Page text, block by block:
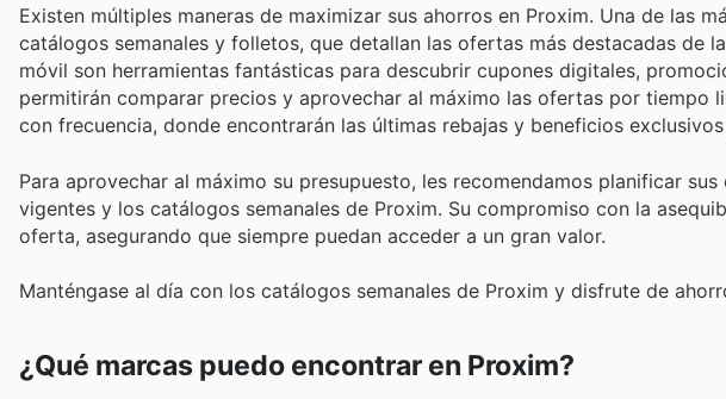
Existen múltiples maneras de maximizar sus ahorros en Proxim. Una de las
catálogos semanales y folletos, que detallan las ofertas más destacadas de
móvil son herramientas fantásticas para descubrir cupones digitales,
permitirán comparar precios y aprovechar al máximo las ofertas por tiempo
con frecuencia, donde encontrarán las últimas rebajas y beneficios
Para aprovechar al máximo su presupuesto, les recomendamos planificar
vigentes y los catálogos semanales de Proxim. Su compromiso con la
oferta, asegurando que siempre puedan acceder a un gran valor.
Manténgase al día con los catálogos semanales de Proxim y disfrute de
¿Qué marcas puedo encontrar en Proxim?